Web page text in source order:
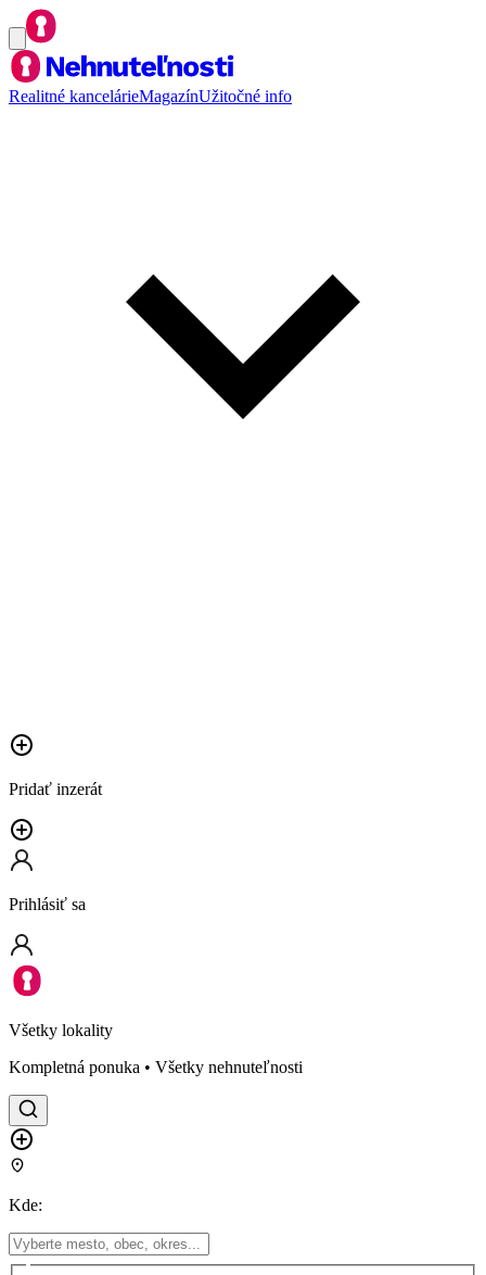
Realitné kancelárieMagazínUžitočné info
Pridať inzerát
Prihlásiť sa
Všetky lokality
Kompletná ponuka • Všetky nehnuteľnosti
Kde: